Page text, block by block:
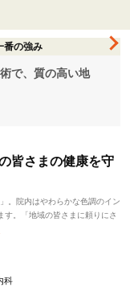
番の強み
で、質の高い地
皆さまの健康を守
。院内はやわらかな色調のイン
す。「地域の皆さまに頼りにさ
科